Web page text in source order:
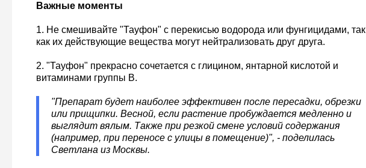
Важные моменты
1. Не смешивайте "Тауфон" с перекисью водорода или фунгицидами, так
как их действующие вещества могут нейтрализовать друг друга.
2. "Тауфон" прекрасно сочетается с глицином, янтарной кислотой и
витаминами группы B.
"Препарат будет наиболее эффективен после пересадки, обрезки
или прищипки. Весной, если растение пробуждается медленно и
выглядит вялым. Также при резкой смене условий содержания
(например, при переносе с улицы в помещение)", - поделилась
Светлана из Москвы.